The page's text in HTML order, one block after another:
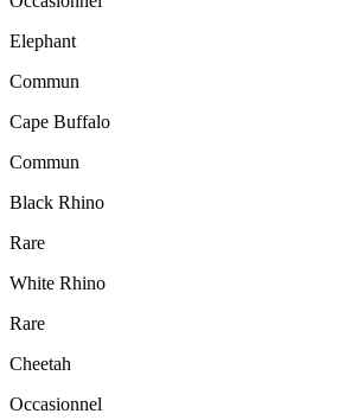
Elephant
Commun
Cape Buffalo
Commun
Black Rhino
Rare
White Rhino
Rare
Cheetah
Occasionnel